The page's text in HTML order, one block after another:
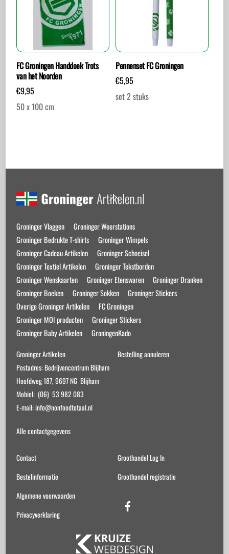
FC Groningen Handdoek Trots
van het Noorden
€9,95
50 x 100 cm
Pennenset FC Groningen
€5,95
set 2 stuks
Back
Top
Groninger Vlaggen
Groninger Weerstations
Groninger Bedrukte T-shirts
Groninger Wimpels
Groninger Cadeau Artikelen
Groninger Schoeisel
Groninger Textiel Artikelen
Groninger Tekstborden
Groninger Wenskaarten
Groninger Etenswaren
Groninger Dranken
Groninger Boeken
Groninger Sokken
Groninger Stickers
Overige Groninger Artikelen
FC Groningen
Groninger MOI producten
Groninger Stickers
Groninger Baby Artikelen
GroningenKado
Groninger Artikelen
Postadres: Bedrijvencentrum Blijham
Hoofdweg 187, 9697 NG Blijham
Mobiel: (06) 53 982 083
E-mail: info@nonfoodtotaal.nl
Alle contactgegevens
Bestelling annuleren
Contact
Bestelinformatie
Algemene voorwaarden
Privacyverklaring
Groothandel Log In
Groothandel registratie